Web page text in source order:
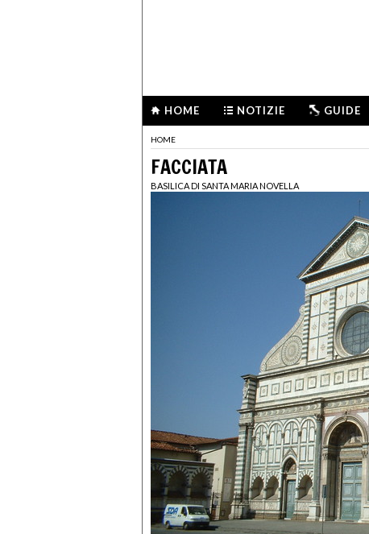
HOME NOTIZIE GUIDE
HOME
FACCIATA
BASILICA DI SANTA MARIA NOVELLA